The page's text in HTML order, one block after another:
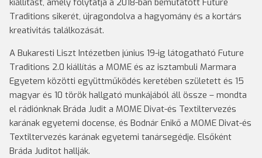
kiállítást, amely folytatja a 2018-ban bemutatott Future
Traditions sikerét, újragondolva a hagyomány és a kortárs
kreativitás találkozását.
A Bukaresti Liszt Intézetben június 19-ig látogatható Future
Traditions 2.0 kiállítás a MOME és az isztambuli Marmara
Egyetem közötti együttműködés keretében született és 15
magyar és 10 török hallgató munkájából áll össze – mondta
el rádiónknak Bráda Judit a MOME Divat-és Textiltervezés
karának egyetemi docense, és Bodnár Enikő a MOME Divat-és
Textiltervezés karának egyetemi tanársegédje. Elsőként
Bráda Juditot hallják.